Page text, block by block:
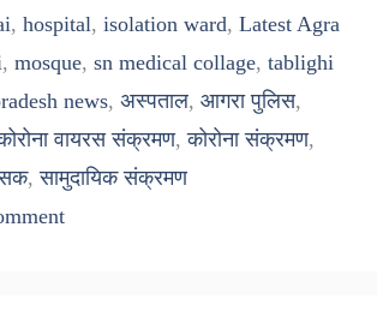
, hospital, isolation ward, Latest Agra
, mosque, sn medical collage, tablighi
news, अस्पताल, आगरा पुलिस,
वायरस संक्रमण,कोरोना संक्रमण,
,सामुदायिक संक्रमण